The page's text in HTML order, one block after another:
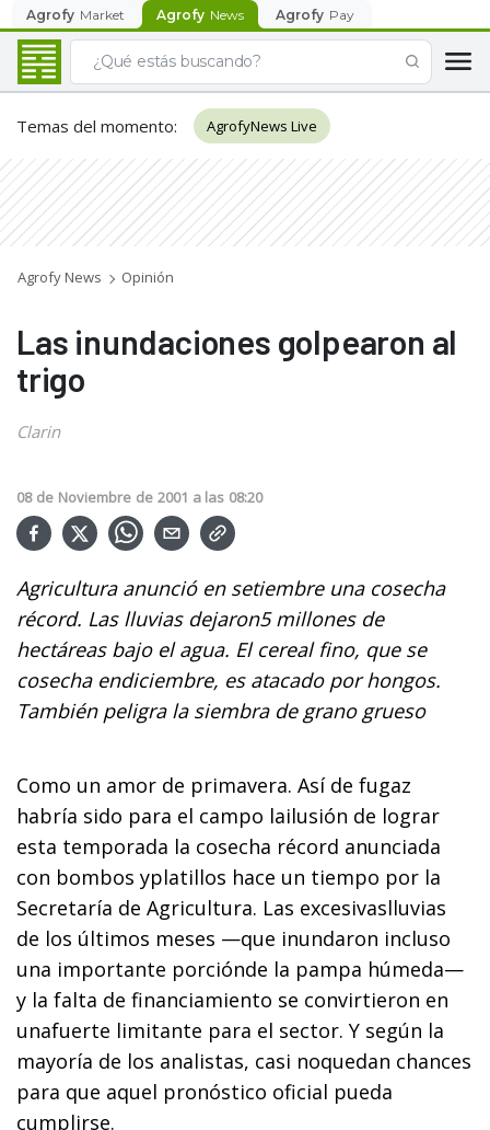
Agrofy Market Agrofy News Agrofy Pay
Temas del momento: AgrofyNews Live
Agrofy News Opinión
Las inundaciones golpearon al
trigo
Clarin
08 de Noviembre de 2001 a las 08:20
Agricultura anunció en setiembre una cosecha
récord. Las lluvias dejaron5 millones de
hectáreas bajo el agua. El cereal fino, que se
cosecha endiciembre, es atacado por hongos.
También peligra la siembra de grano grueso
Como un amor de primavera. Así de fugaz
habría sido para el campo lailusión de lograr
esta temporada la cosecha récord anunciada
con bombos yplatillos hace un tiempo por la
Secretaría de Agricultura. Las excesivaslluvias
de los últimos meses —que inundaron incluso
una importante porciónde la pampa húmeda—
y la falta de financiamiento se convirtieron en
unafuerte limitante para el sector. Y según la
mayoría de los analistas, casi noquedan chances
para que aquel pronóstico oficial pueda
cumplirse.